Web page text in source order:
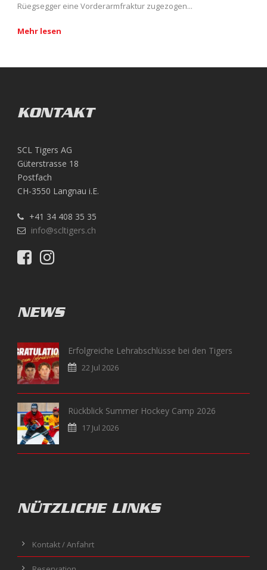
Rüegsegger eine Vorderarmfraktur zugezogen...
Mehr lesen
KONTAKT
SCL Tigers AG
Güterstrasse 18
Postfach
CH-3550 Langnau i.E.
+41 34 408 35 35
info@scltigers.ch
NEWS
Erfolgreiche Lehrabschlüsse bei den Tigers
22 Jul 2026
Rückblick Summer Hockey Camp 2026
17 Jul 2026
NÜTZLICHE LINKS
Kontakt / Anfahrt